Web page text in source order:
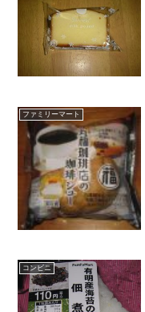
ファミリーマート
コンビニ